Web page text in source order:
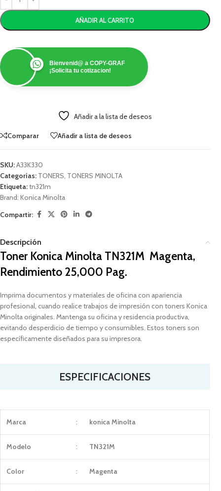
AÑADIR AL CARRITO
Bienvenid@ a COPY-GRAF
¡Solicita tu cotizacion!
Añadir a la lista de deseos
Comparar Añadir a lista de deseos
SKU:A33K330
Categorías: TONERS, TONERS MINOLTA
Etiqueta:tn321m
Brand: Konica Minolta
Compartir:
Descripción
Toner Konica Minolta TN321M Magenta,
Rendimiento 25,000 Pag.
Imprima documentos y materiales de oficina con apariencia
profesional, cuando realice trabajos de impresión con toners Konica
Minolta originales. Mantenga su oficina y residencia productiva,
evitando desperdicio de tiempo y consumibles. Estos toners son
específicamente diseñados para su impresora.
ESPECIFICACIONES
Marca : konica Minolta
Modelo : TN321M
Color : Magenta